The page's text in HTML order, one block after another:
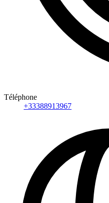
Téléphone
+33388913967